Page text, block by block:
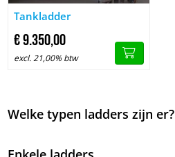
Image Tankladder
Tankladder
€9.350,00
excl. 21,00% btw
Welke typen ladders zijn er?